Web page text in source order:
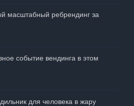
масштабный ребрендинг за
событие вендинга в этом
для человека в жару